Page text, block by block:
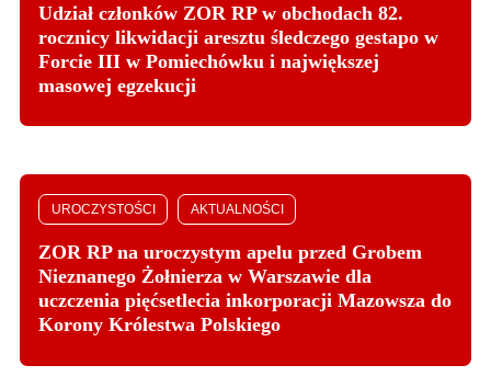
Udział członków ZOR RP w obchodach 82.
rocznicy likwidacji aresztu śledczego gestapo w
Forcie III w Pomiechówku i największej
masowej egzekucji
UROCZYSTOŚCI AKTUALNOŚCI
ZOR RP na uroczystym apelu przed Grobem
Nieznanego Żołnierza w Warszawie dla
uczczenia pięćsetlecia inkorporacji Mazowsza do
Korony Królestwa Polskiego